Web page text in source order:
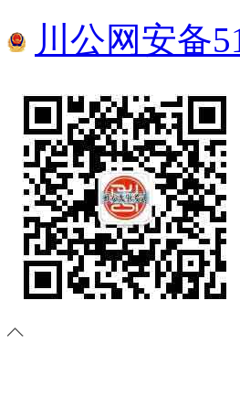
川公网安备